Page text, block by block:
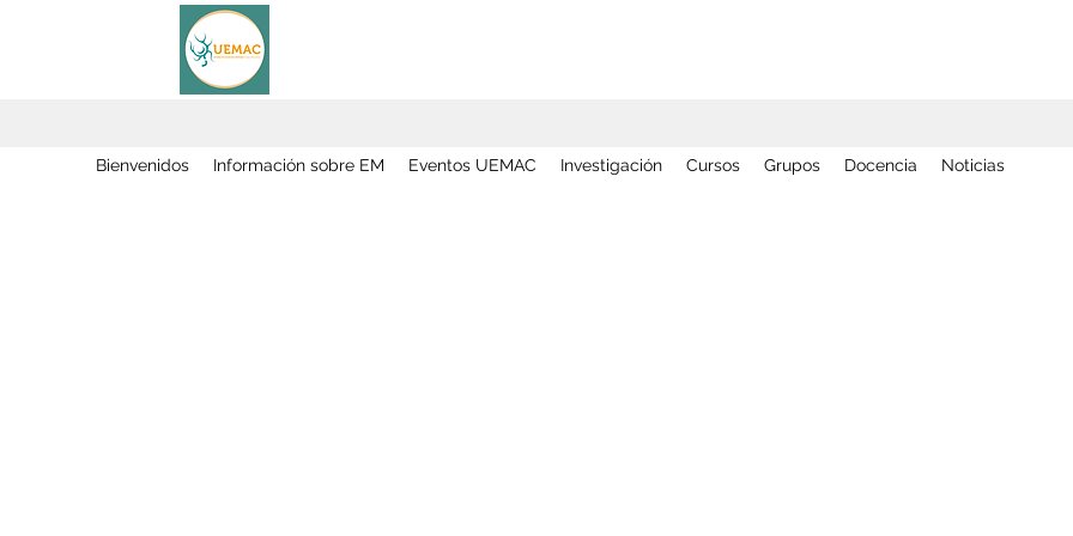
Bienvenidos Información sobre EM Eventos UEMAC Investigación Cursos Grupos Docencia Noticias